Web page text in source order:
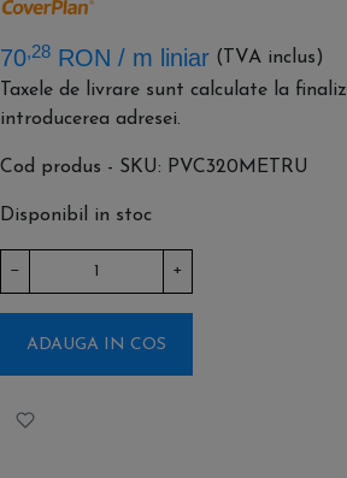
70,28 RON / m liniar (TVA inclus)
Taxele de livrare sunt calculate la
introducerea adresei.
Cod produs - SKU PVC320METRU
Disponibil in stoc
− +
ADAUGA IN COS